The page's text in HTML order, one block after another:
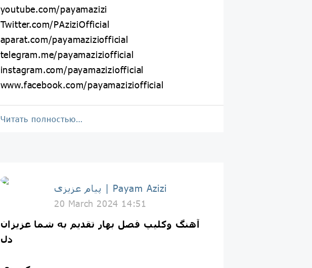
youtube.com/payamazizi
Twitter.com/PAziziOfficial
aparat.com/payamaziziofficial
telegram.me/payamaziziofficial
instagram.com/payamaziziofficial
www.facebook.com/payamaziziofficial
Читать полностью…
پیام عزیزی | Payam Azizi
20 March 2024 14:51
آهنگ و‌کلیپ فصل بهار تقدیم به شما عزیزان
دل